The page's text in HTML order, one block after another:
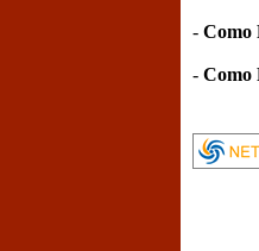
- Como
- Como